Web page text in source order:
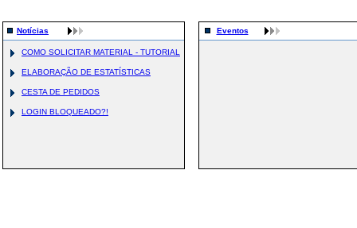
Notícias
COMO SOLICITAR MATERIAL - TUTORIAL
ELABORAÇÃO DE ESTATÍSTICAS
CESTA DE PEDIDOS
LOGIN BLOQUEADO?!
Eventos